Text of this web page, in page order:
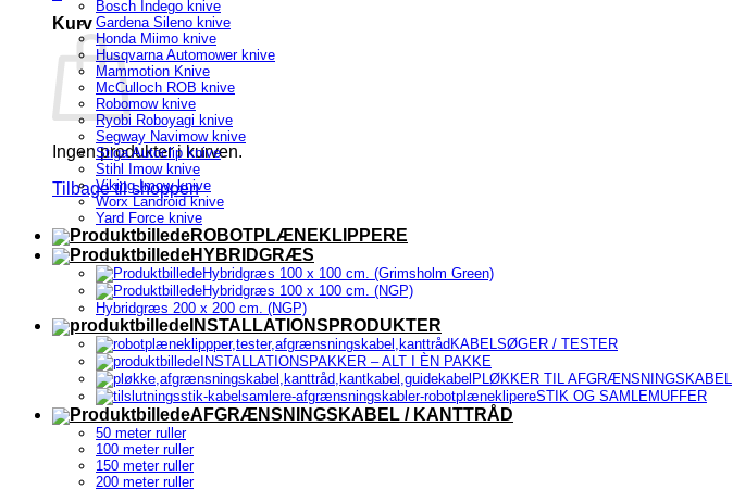
Kurv
Ingen produkter i kurven.
Tilbage til shoppen
Bosch Indego knive
Gardena Sileno knive
Honda Miimo knive
Husqvarna Automower knive
Mammotion Knive
McCulloch ROB knive
Robomow knive
Ryobi Roboyagi knive
Segway Navimow knive
Stiga Autoclip knive
Stihl Imow knive
Viking Imow knive
Worx Landroid knive
Yard Force knive
ROBOTPLÆNEKLIPPERE
HYBRIDGRÆS
Hybridgræs 100 x 100 cm. (Grimsholm Green)
Hybridgræs 100 x 100 cm. (NGP)
Hybridgræs 200 x 200 cm. (NGP)
INSTALLATIONSPRODUKTER
KABELSØGER / TESTER
INSTALLATIONSPAKKER – ALT I ÈN PAKKE
PLØKKER TIL AFGRÆNSNINGSKABEL
STIK OG SAMLEMUFFER
AFGRÆNSNINGSKABEL / KANTTRÅD
50 meter ruller
100 meter ruller
150 meter ruller
200 meter ruller